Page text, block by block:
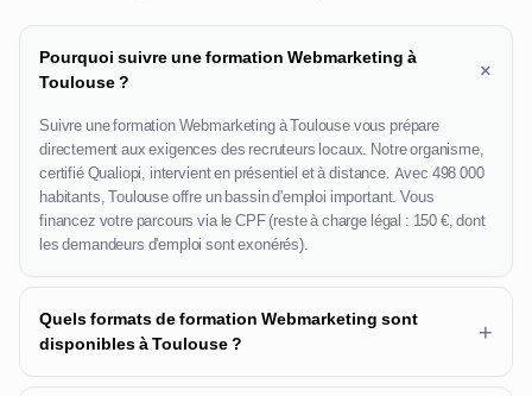
Pourquoi suivre une formation Webmarketing à
Toulouse ?
+
Suivre une formation Webmarketing à Toulouse vous prépare
directement aux exigences des recruteurs locaux. Notre organisme,
certifié Qualiopi, intervient en présentiel et à distance. Avec 498 000
habitants, Toulouse offre un bassin d'emploi important. Vous
financez votre parcours via le CPF (reste à charge légal : 150 €, dont
les demandeurs d'emploi sont exonérés).
Quels formats de formation Webmarketing sont
disponibles à Toulouse ?
+